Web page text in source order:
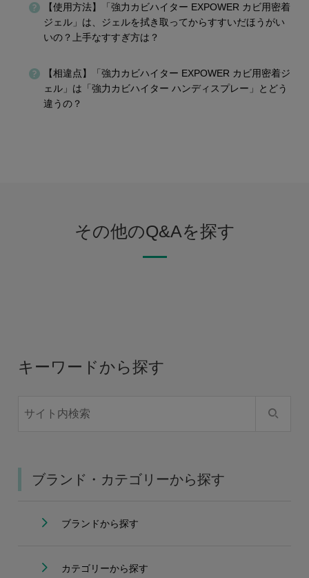
【使用方法】「強力カビハイター EXPOWER カビ用密着
ジェル」は、ジェルを拭き取ってからすすいだほうがい
いの？上手なすすぎ方は？
【相違点】「強力カビハイター EXPOWER カビ用密着ジ
ェル」は「強力カビハイター ハンディスプレー」とどう
違うの？
その他のQ&Aを探す
キーワードから探す
ブランド・カテゴリーから探す
ブランドから探す
カテゴリーから探す